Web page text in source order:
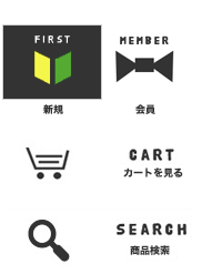
・レザーシューズ/ス・プ
・バ
・キ
・
・チ
・サ
・
・
・